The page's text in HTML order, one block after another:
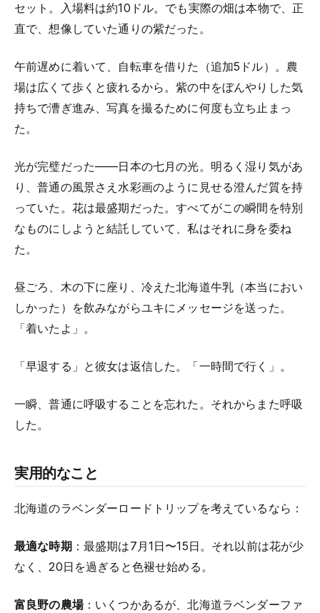
セット。入場料は約10ドル。でも実際の畑は本物で、正
直で、想像していた通りの紫だった。
午前遅めに着いて、自転車を借りた（追加5ドル）。農
場は広くて歩くと疲れるから。紫の中をぼんやりした気
持ちで漕ぎ進み、写真を撮るために何度も立ち止まっ
た。
光が完璧だった——日本の七月の光。明るく湿り気があ
り、普通の風景さえ水彩画のように見せる澄んだ質を持
っていた。花は最盛期だった。すべてがこの瞬間を特別
なものにしようと結託していて、私はそれに身を委ね
た。
昼ごろ、木の下に座り、冷えた北海道牛乳（本当におい
しかった）を飲みながらユキにメッセージを送った。
「着いたよ」。
「早退する」と彼女は返信した。「一時間で行く」。
一瞬、普通に呼吸することを忘れた。それからまた呼吸
した。
実用的なこと
北海道のラベンダーロードトリップを考えているなら：
最適な時期：最盛期は7月1日〜15日。それ以前は花が少
なく、20日を過ぎると色褪せ始める。
富良野の農場：いくつかあるが、北海道ラベンダーファ